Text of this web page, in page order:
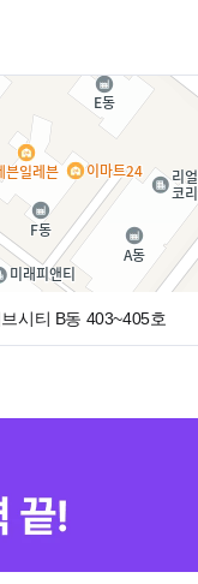
시티 B동 403~405호